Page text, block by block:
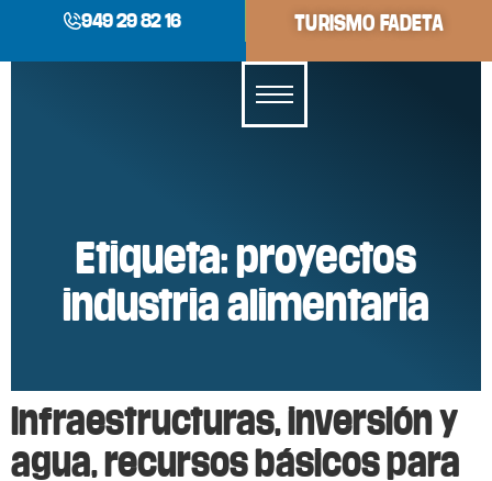
949 29 82 16 TURISMO FADETA
Etiqueta: proyectos
industria alimentaria
Infraestructuras, inversión y
agua, recursos básicos para